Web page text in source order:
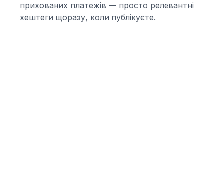
прихованих платежів — просто релевантні
хештеги щоразу, коли публікуєте.